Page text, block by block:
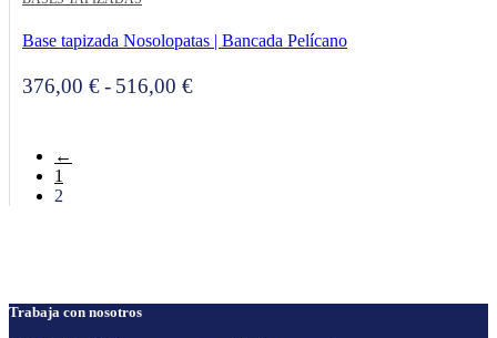
Base tapizada Nosolopatas | Bancada Pelícano
376,00 €- 516,00 €Rango
←
1
2
Trabaja con nosotros